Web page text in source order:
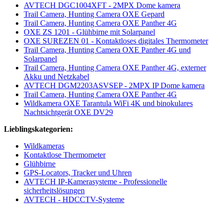
AVTECH DGC1004XFT - 2MPX Dome kamera
Trail Camera, Hunting Camera OXE Gepard
Trail Camera, Hunting Camera OXE Panther 4G
OXE ZS 1201 - Glühbirne mit Solarpanel
OXE SUREZEN 01 - Kontaktloses digitales Thermometer
Trail Camera, Hunting Camera OXE Panther 4G und
Solarpanel
Trail Camera, Hunting Camera OXE Panther 4G, externer
Akku und Netzkabel
AVTECH DGM2203ASVSEP - 2MPX IP Dome kamera
Trail Camera, Hunting Camera OXE Panther 4G
Wildkamera OXE Tarantula WiFi 4K und binokulares
Nachtsichtgerät OXE DV29
Lieblingskategorien:
Wildkameras
Kontaktlose Thermometer
Glühbirne
GPS-Locators, Tracker und Uhren
AVTECH IP-Kamerasysteme - Professionelle
sicherheitslösungen
AVTECH - HDCCTV-Systeme